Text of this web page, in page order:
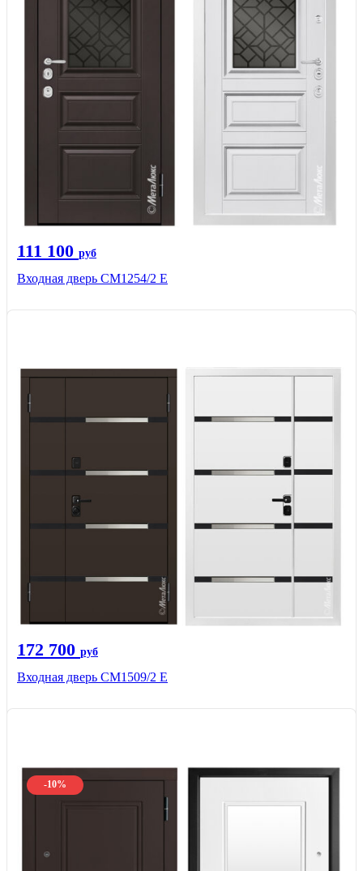
111 100 руб
Входная дверь СМ1254/2 E
172 700 руб
Входная дверь CМ1509/2 Е
-10%